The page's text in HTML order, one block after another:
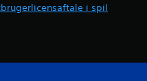
i spil